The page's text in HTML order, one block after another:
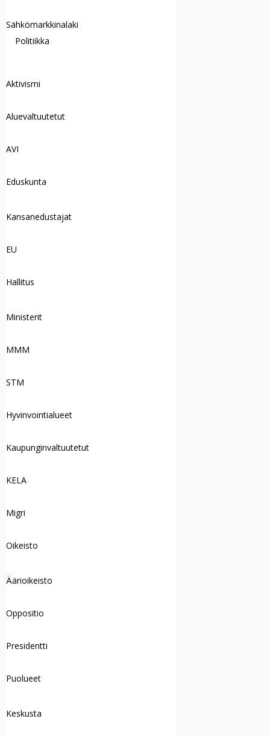
Sähkömarkkinalaki
Politiikka
Aktivismi
Aluevaltuutetut
AVI
Eduskunta
Kansanedustajat
EU
Hallitus
Ministerit
MMM
STM
Hyvinvointialueet
Kaupunginvaltuutetut
KELA
Migri
Oikeisto
Äärioikeisto
Oppositio
Presidentti
Puolueet
Keskusta